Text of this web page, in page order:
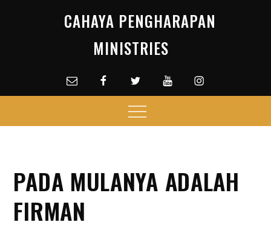
CAHAYA PENGHARAPAN
MINISTRIES
Email facebookTwitterYoutubeInstagram
Menu
PADA MULANYA ADALAH
FIRMAN